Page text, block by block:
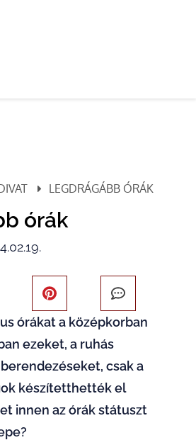
LEGDRÁGÁBB ÓRÁK
órák
órákat a középkorban
ezeket, a ruhás
csak a
készítetthették el
innen az órák státuszt